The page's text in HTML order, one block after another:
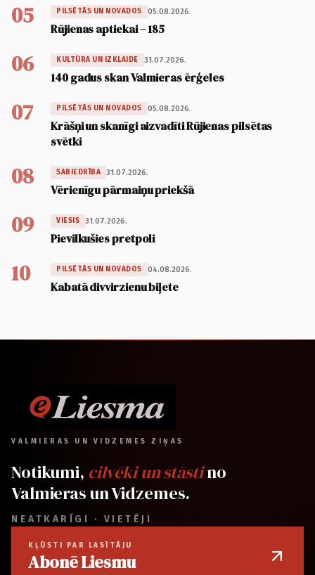
05 PILSĒTĀS UN NOVADOS 05.08.2026.
Rūjienas aptiekai – 185
06 KULTŪRA UN IZKLAIDE 31.07.2026.
140 gadus skan Valmieras ērģeles
07 PILSĒTĀS UN NOVADOS 05.08.2026.
Krāšņi un skanīgi aizvadīti Rūjienas pilsētas
svētki
08 SABIEDRĪBA 31.07.2026.
Vērienīgu pārmaiņu priekšā
09 VIESIS 31.07.2026.
Pievilkušies pretpoli
10 PILSĒTĀS UN NOVADOS 04.08.2026.
Kabatā divvirzienu biļete
VALMIERAS UN VIDZEMES ZIŅAS
Notikumi, cilvēki un stāstino
Valmieras un Vidzemes.
NEATKARĪGI · VIETĒJI
KĻŪSTI PAR LASĪTĀJU
Abonē Liesmu